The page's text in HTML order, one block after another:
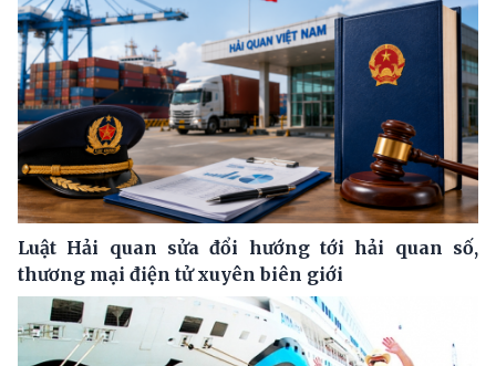
Luật Hải quan sửa đổi hướng tới hải quan số,
thương mại điện tử xuyên biên giới